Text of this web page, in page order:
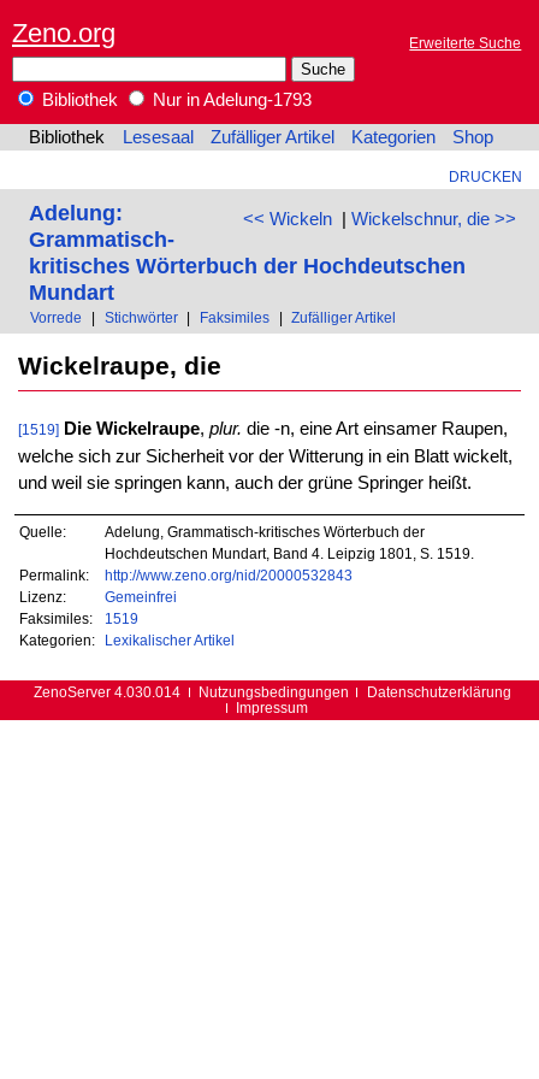
Zeno.org Erweiterte Suche
Bibliothek
Nur in Adelung-1793
Bibliothek
Lesesaal Zufälliger Artikel Kategorien Shop
DRUCKEN
<< Wickeln| Wickelschnur, die >>
Adelung:
Grammatisch-
kritisches Wörterbuch der Hochdeutschen
Mundart
Vorrede Stichwörter Faksimiles Zufälliger Artikel
Wickelraupe, die
[1519] Die Wickelraupe, plur. die -n, eine Art einsamer Raupen,
welche sich zur Sicherheit vor der Witterung in ein Blatt wickelt,
und weil sie springen kann, auch der grüne Springer heißt.
Quelle:
Adelung, Grammatisch-kritisches Wörterbuch der
Hochdeutschen Mundart, Band 4. Leipzig 1801, S. 1519.
Permalink:
http://www.zeno.org/nid/20000532843
Lizenz:
Gemeinfrei
Faksimiles:
1519
Kategorien:
Lexikalischer Artikel
ZenoServer 4.030.014 Nutzungsbedingungen
Datenschutzerklärung
Impressum